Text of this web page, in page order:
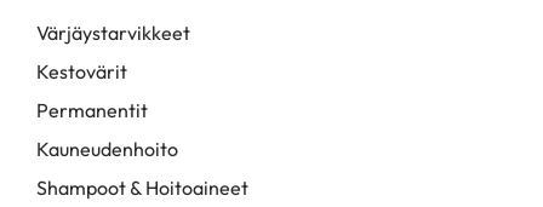
Värjäystarvikkeet
Kestovärit
Permanentit
Kauneudenhoito
Shampoot & Hoitoaineet